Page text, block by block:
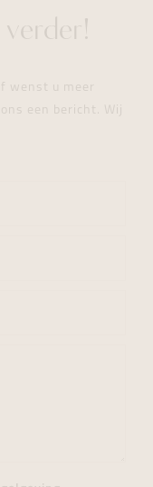
wenst u meer
een bericht. Wij